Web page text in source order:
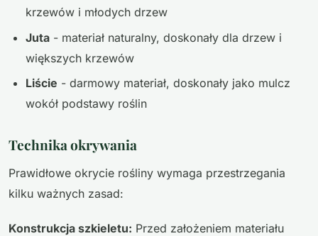
krzewów i młodych drzew
Juta - materiał naturalny, doskonały dla drzew i
większych krzewów
Liście - darmowy materiał, doskonały jako mulcz
wokół podstawy roślin
Technika okrywania
Prawidłowe okrycie rośliny wymaga przestrzegania
kilku ważnych zasad:
Konstrukcja szkieletu: Przed założeniem materiału